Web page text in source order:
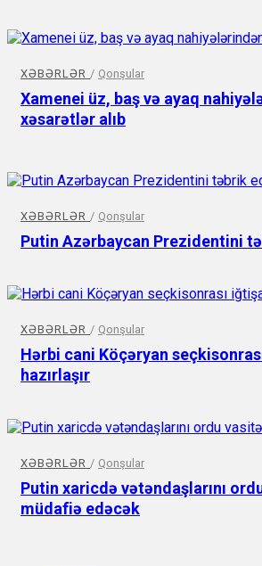
XƏBƏRLƏR / Qonşular
Xamenei üz, baş və ayaq
xəsarətlər alıb
XƏBƏRLƏR / Qonşular
Putin Azərbaycan Prezidentini
XƏBƏRLƏR / Qonşular
Hərbi cani Köçəryan
hazırlaşır
XƏBƏRLƏR / Qonşular
Putin xaricdə vətəndaşlarını
müdafiə edəcək